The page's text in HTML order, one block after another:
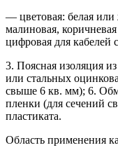
— цветовая: белая или
малиновая,
цифровая для
3. Поясная изоляция
или стальных
свыше 6 кв. мм); 6.
пленки (для сечений
пластиката.
Область применения